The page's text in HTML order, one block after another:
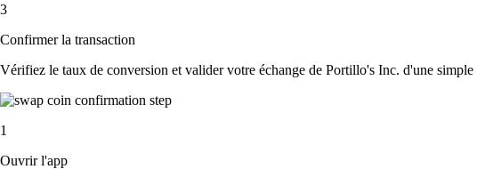
3
Confirmer la transaction
Vérifiez le taux de conversion et valider votre échange de Portillo's Inc. d'une simple
1
Ouvrir l'app